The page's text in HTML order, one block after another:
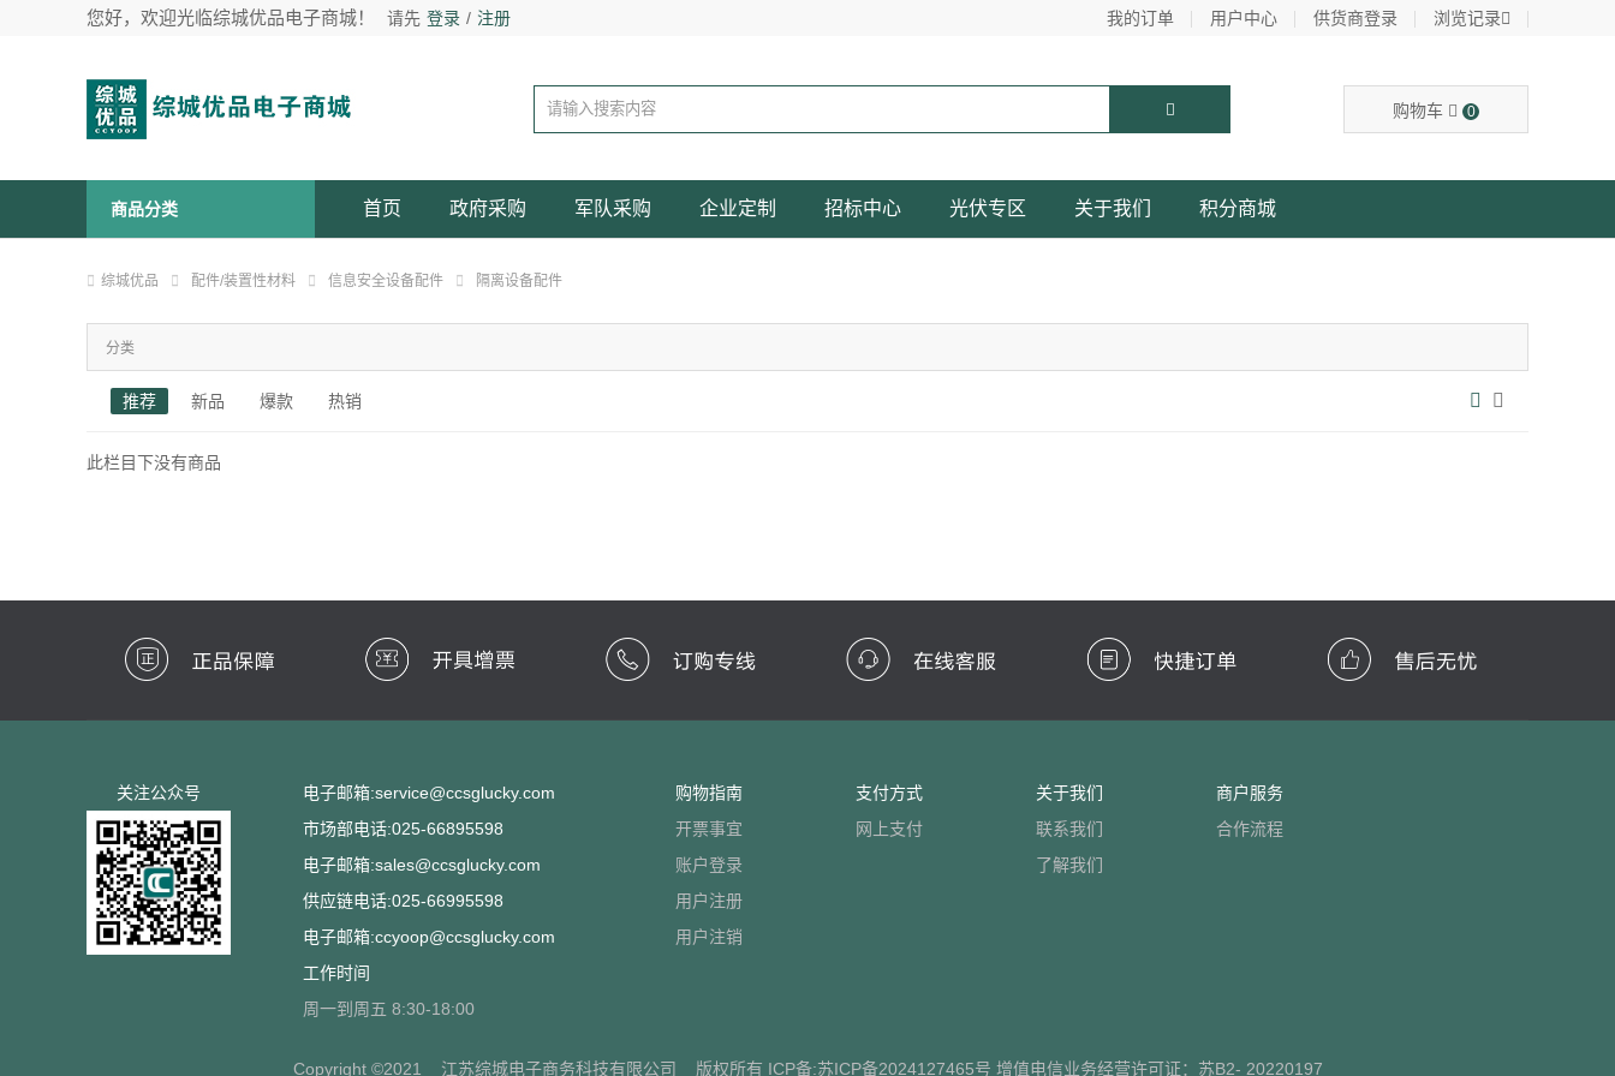
您好，欢迎光临综城优品电子商城！ 请先 登录 / 注册 我的订单 用户中心 供货商登录 浏览记录
购物车 0
商品分类 首页 政府采购 军队采购 企业定制 招标中心 光伏专区 关于我们 积分商城
综城优品 配件/装置性材料 信息安全设备配件 隔离设备配件
分类
推荐 新品 爆款 热销
此栏目下没有商品
关注公众号
电子邮箱:service@ccsglucky.com
市场部电话:025-66895598
电子邮箱:sales@ccsglucky.com
供应链电话:025-66995598
电子邮箱:ccyoop@ccsglucky.com
工作时间
周一到周五 8:30-18:00
购物指南
开票事宜
账户登录
用户注册
用户注销
支付方式
网上支付
关于我们
联系我们
了解我们
商户服务
合作流程
Copyright ©2021 江苏综城电子商务科技有限公司 版权所有 ICP备:苏ICP备2024127465号 增值电信业务经营许可证： 苏B2- 20220197